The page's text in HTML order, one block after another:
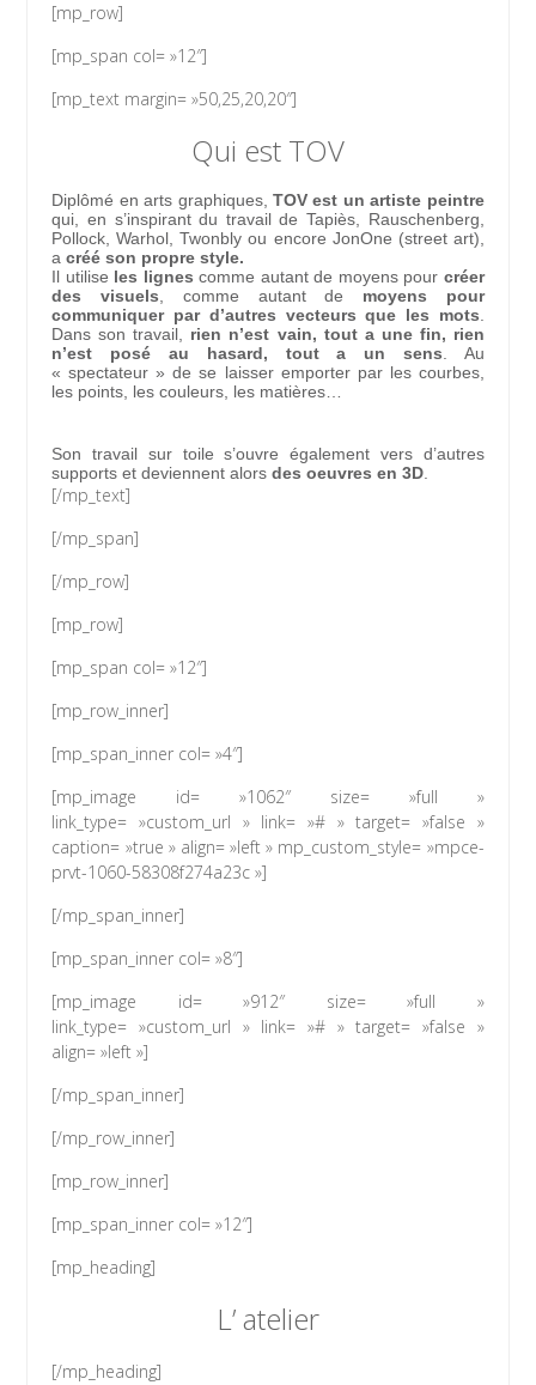
[mp_row]
[mp_span col= »12″]
[mp_text margin= »50,25,20,20″]
Qui est TOV
Diplômé en arts graphiques, TOV est un artiste peintre
qui, en s’inspirant du travail de Tapiès, Rauschenberg,
Pollock, Warhol, Twonbly ou encore JonOne (street art),
acréé son propre style.
Il utilise les lignes comme autant de moyens pour créer
des visuels, comme autant de moyens pour
communiquer par d’autres vecteurs que les mots.
Dans son travail, rien n’est vain, tout a une fin, rien
n’est posé au hasard, tout a un sens. Au
« spectateur » de se laisser emporter par les courbes,
les points, les couleurs, les matières…
Son travail sur toile s’ouvre également vers d’autres
supports et deviennent alorsdes oeuvres en 3D.
[/mp_text]
[/mp_span]
[/mp_row]
[mp_row]
[mp_span col= »12″]
[mp_row_inner]
[mp_span_inner col= »4″]
[mp_image id= »1062″ size= »full »
link_type= »custom_url » link= »# » target= »false »
caption= »true » align= »left » mp_custom_style= »mpce-
prvt-1060-58308f274a23c »]
[/mp_span_inner]
[mp_span_inner col= »8″]
[mp_image id= »912″ size= »full »
link_type= »custom_url » link= »# » target= »false »
align= »left »]
[/mp_span_inner]
[/mp_row_inner]
[mp_row_inner]
[mp_span_inner col= »12″]
[mp_heading]
L’ atelier
[/mp_heading]